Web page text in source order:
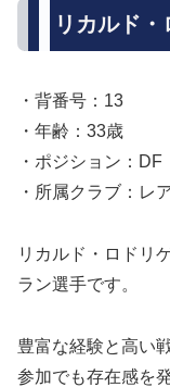
リカルド・
・背番号：13
・年齢：33歳
・ポジション：DF
・所属クラブ：レ
リカルド・ロドリ
ラン選手です。
豊富な経験と高い
参加でも存在感を